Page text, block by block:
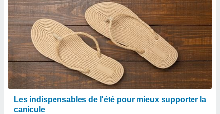
Les indispensables de l'été pour mieux supporter la
canicule